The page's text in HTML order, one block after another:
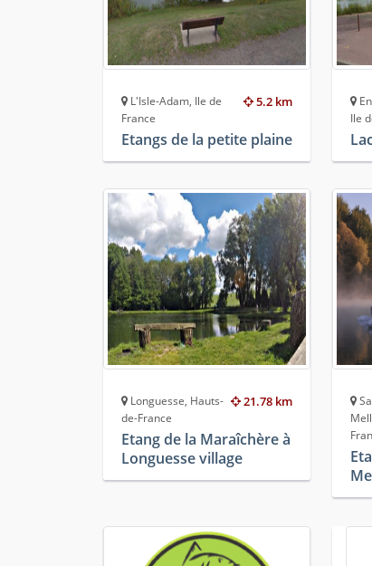
5.2 km
L'Isle-Adam, Ile de
France
Etangs de la petite plaine
Ile
21.78 km
Longuesse, Hauts-
de-France
Etang de la Maraîchère à
Longuesse village